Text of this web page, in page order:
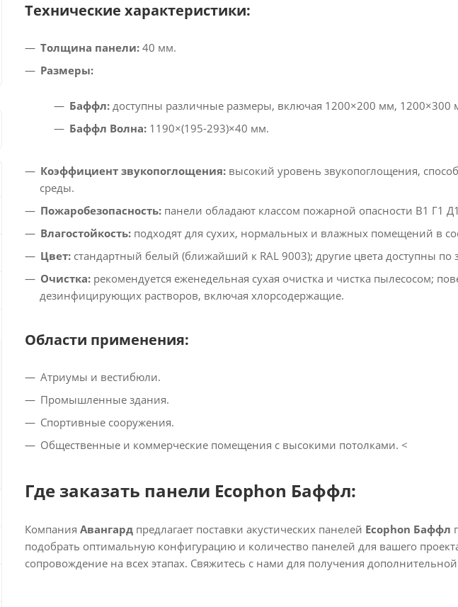
Технические характеристики:
Толщина панели: 40 мм.​
Размеры:
Баффл: доступны различные размеры, включая 1200×200 мм,
Баффл Волна: 1190×(195-293)×40 мм.​
Коэффициент звукопоглощения: высокий уровень звукопоглощения,
среды.​
Пожаробезопасность: панели обладают классом пожарной опасности В1 Г1
Влагостойкость: подходят для сухих, нормальных и влажных помещений в
Цвет: стандартный белый (ближайший к RAL 9003); другие цвета доступны по
Очистка: рекомендуется еженедельная сухая очистка и чистка пылесосом;
дезинфицирующих растворов, включая хлорсодержащие.​
Области применения:
Атриумы и вестибюли.​
Промышленные здания.​
Спортивные сооружения.​
Общественные и коммерческие помещения с высокими потолками.​ <
Где заказать панели Ecophon Баффл:
Компания Авангард предлагает поставки акустических панелей Ecophon Баффл
подобрать оптимальную конфигурацию и количество панелей для вашего
сопровождение на всех этапах. Свяжитесь с нами для получения